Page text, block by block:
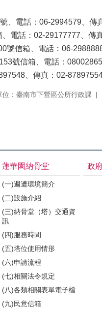
、電話：06-2994579、傳
電話：02-29177777、傳
號信箱、電話：06-2988888
號信箱、電話：
、傳真：02-87897554
位：臺南市下營區公所行政課
蓮華園納骨堂
(一)週遭環境簡介
(二)設施介紹
(三)納骨堂（塔）交通資
訊
(四)服務時間
(五)塔位使用情形
(六)申請流程
(七)相關法令規定
(八)各類相關表單電子檔
(九)民意信箱
政